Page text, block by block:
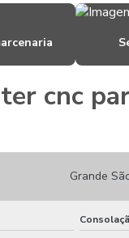
Locação de
Maquina de
Montadora
cnc
Grande